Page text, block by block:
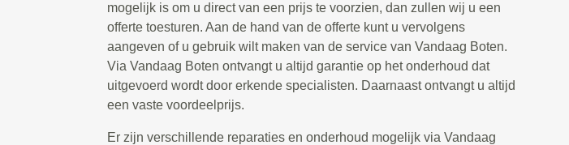
mogelijk is om u direct van een prijs te voorzien, dan zullen wij u een
offerte toesturen. Aan de hand van de offerte kunt u vervolgens
aangeven of u gebruik wilt maken van de service van Vandaag Boten.
Via Vandaag Boten ontvangt u altijd garantie op het onderhoud dat
uitgevoerd wordt door erkende specialisten. Daarnaast ontvangt u altijd
een vaste voordeelprijs.
Er zijn verschillende reparaties en onderhoud mogelijk via Vandaag